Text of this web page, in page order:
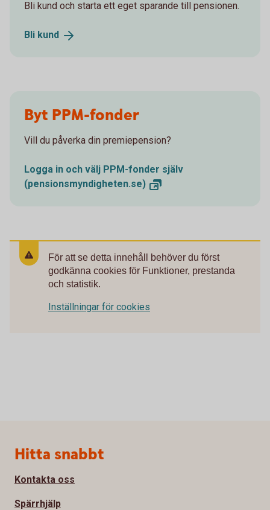
Bli kund och starta ett eget sparande till pensionen.
Bli kund
Byt PPM-fonder
Vill du påverka din premiepension?
Logga in och välj PPM-fonder själv
(pensionsmyndigheten.se)
För att se detta innehåll behöver du först
godkänna cookies för Funktioner, prestanda
och statistik.
Inställningar för cookies
Sidfot
Hitta snabbt
Kontakta oss
Spärrhjälp